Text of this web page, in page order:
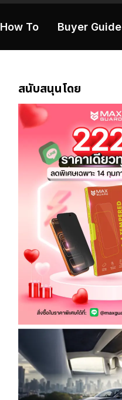
How To Buyer Guide
สนับสนุนโดย